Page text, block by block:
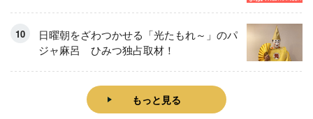
日曜朝をざわつかせる「光たもれ～」のパ
ジャ麻呂 ひみつ独占取材！
もっと見る